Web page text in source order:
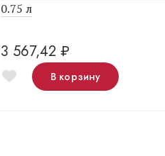
0.75 л
3 567,42 ₽
В корзину